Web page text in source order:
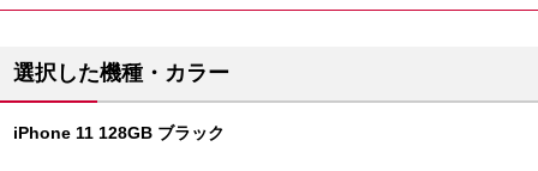
選択した機種・カラー
iPhone 11 128GB ブラック